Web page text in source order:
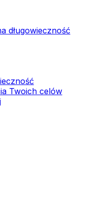
długowieczność
Twoich celów